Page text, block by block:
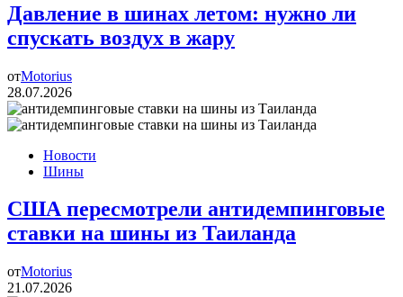
Давление в шинах летом: нужно ли
спускать воздух в жару
отMotorius
28.07.2026
Новости
Шины
США пересмотрели антидемпинговые
ставки на шины из Таиланда
отMotorius
21.07.2026